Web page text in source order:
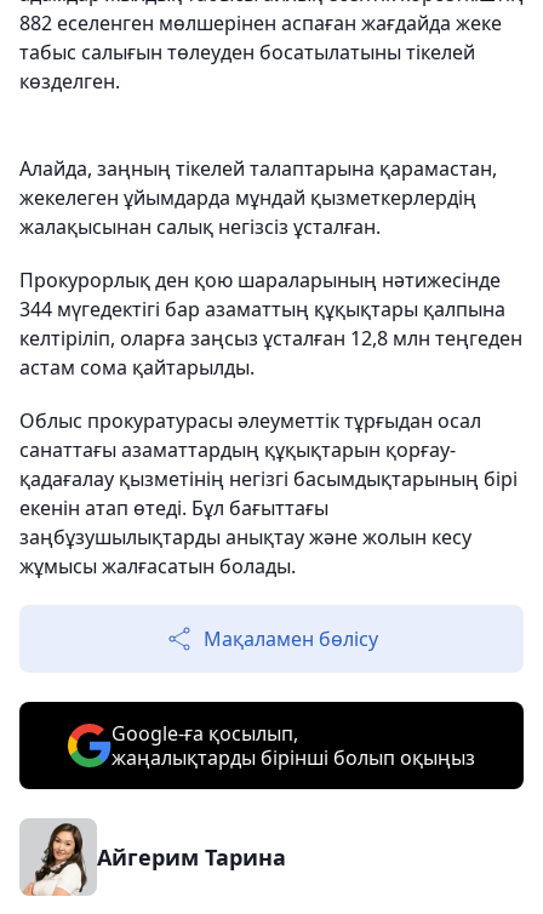
882 еселенген мөлшерінен аспаған жағдайда жеке
табыс салығын төлеуден босатылатыны тікелей
көзделген.
Алайда, заңның тікелей талаптарына қарамастан,
жекелеген ұйымдарда мұндай қызметкерлердің
жалақысынан салық негізсіз ұсталған.
Прокурорлық ден қою шараларының нәтижесінде
344 мүгедектігі бар азаматтың құқықтары қалпына
келтіріліп, оларға заңсыз ұсталған 12,8 млн теңгеден
астам сома қайтарылды.
Облыс прокуратурасы әлеуметтік тұрғыдан осал
санаттағы азаматтардың құқықтарын қорғау-
қадағалау қызметінің негізгі басымдықтарының бірі
екенін атап өтеді. Бұл бағыттағы
заңбұзушылықтарды анықтау және жолын кесу
жұмысы жалғасатын болады.
Мақаламен бөлісу
Google-ға қосылып,
жаңалықтарды бірінші болып оқыңыз
Айгерим Тарина